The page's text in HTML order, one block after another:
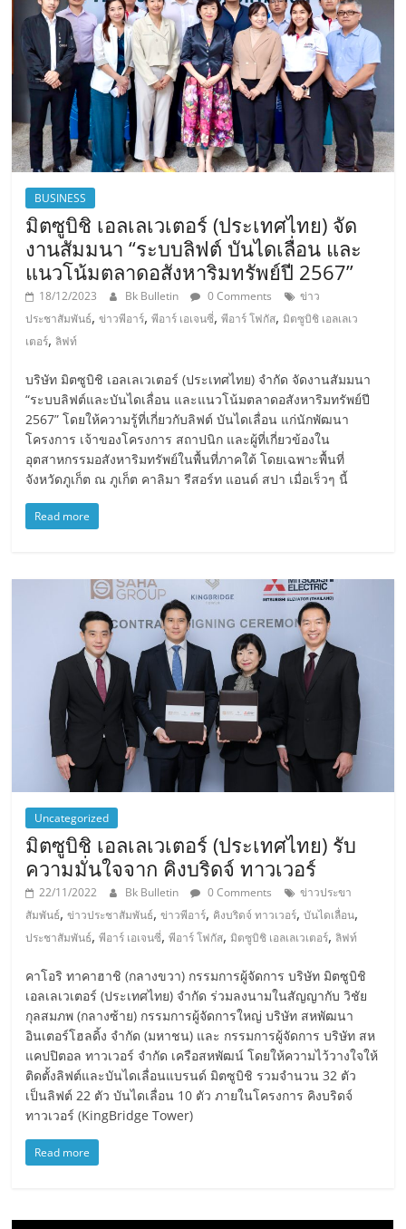
BUSINESS
มิตซูบิชิ เอลเลเวเตอร์ (ประเทศไทย) จัด
งานสัมมนา “ระบบลิฟต์ บันไดเลื่อน และ
แนวโน้มตลาดอสังหาริมทรัพย์ปี 2567”
18/12/2023 Bk Bulletin 0 Comments
ข่าว
ประชาสัมพันธ์,ข่าวพีอาร์,พีอาร์ เอเจนซี่,พีอาร์ โฟกัส,มิตซูบิชิ เอลเลเว
เตอร์,ลิฟท์
บริษัท มิตซูบิชิ เอลเลเวเตอร์ (ประเทศไทย) จำกัด จัดงานสัมมนา
“ระบบลิฟต์และบันไดเลื่อน และแนวโน้มตลาดอสังหาริมทรัพย์ปี
2567” โดยให้ความรู้ที่เกี่ยวกับลิฟต์ บันไดเลื่อน แก่นักพัฒนา
โครงการ เจ้าของโครงการ สถาปนิก และผู้ที่เกี่ยวข้องใน
อุตสาหกรรมอสังหาริมทรัพย์ในพื้นที่ภาคใต้ โดยเฉพาะพื้นที่
จังหวัดภูเก็ต ณ ภูเก็ต คาลิมา รีสอร์ท แอนด์ สปา เมื่อเร็วๆ นี้
Read more
Uncategorized
มิตซูบิชิ เอลเลเวเตอร์ (ประเทศไทย) รับ
ความมั่นใจจาก คิงบริดจ์ ทาวเวอร์
22/11/2022 Bk Bulletin 0 Comments
ข่าวประขา
สัมพันธ์,ข่าวประชาสัมพันธ์,ข่าวพีอาร์, คิงบริดจ์ ทาวเวอร์,บันไดเลื่อน,
ประชาสัมพันธ์,พีอาร์ เอเจนซี่,พีอาร์ โฟกัส,มิตซูบิชิ เอลเลเวเตอร์,ลิฟท์
คาโอริ ทาคาฮาชิ (กลางขวา) กรรมการผู้จัดการ บริษัท มิตซูบิชิ
เอลเลเวเตอร์ (ประเทศไทย) จำกัด ร่วมลงนามในสัญญากับ วิชัย
กุลสมภพ (กลางซ้าย) กรรมการผู้จัดการใหญ่ บริษัท สหพัฒนา
อินเตอร์โฮลดิ้ง จำกัด (มหาชน) และ กรรมการผู้จัดการ บริษัท สห
แคปปิตอล ทาวเวอร์ จำกัด เครือสหพัฒน์ โดยให้ความไว้วางใจให้
ติดตั้งลิฟต์และบันไดเลื่อนแบรนด์ มิตซูบิชิ รวมจำนวน 32 ตัว
เป็นลิฟต์ 22 ตัว บันไดเลื่อน 10 ตัว ภายในโครงการ คิงบริดจ์
ทาวเวอร์ (KingBridge Tower)
Read more